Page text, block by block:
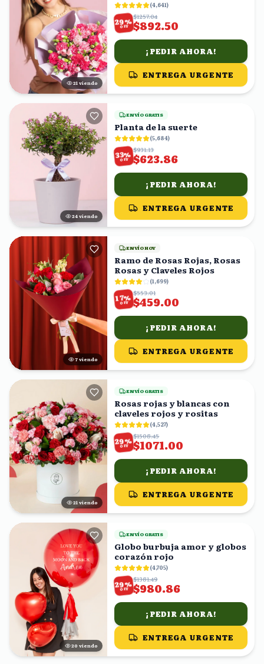
21 viendo
(4,641)
29%
OFF
$1257.04
$892.50
¡PEDIR AHORA!
ENTREGA URGENTE
24 viendo
ENVÍO GRATIS
Planta de la suerte
(5,684)
33%
OFF
$931.13
$623.86
¡PEDIR AHORA!
ENTREGA URGENTE
7 viendo
ENVÍO HOY
Ramo de Rosas Rojas, Rosas
Rosas y Claveles Rojos
(1,699)
17%
OFF
$553.01
$459.00
¡PEDIR AHORA!
ENTREGA URGENTE
21 viendo
ENVÍO GRATIS
Rosas rojas y blancas con
claveles rojos y rositas
(4,527)
29%
OFF
$1508.45
$1071.00
¡PEDIR AHORA!
ENTREGA URGENTE
20 viendo
ENVÍO GRATIS
Globo burbuja amor y globos
corazón rojo
(4,705)
29%
OFF
$1381.49
$980.86
¡PEDIR AHORA!
ENTREGA URGENTE